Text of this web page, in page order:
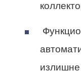
излишне